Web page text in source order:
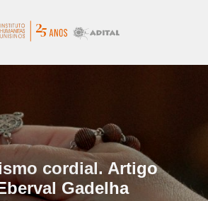
cordial. Artigo
Gadelha